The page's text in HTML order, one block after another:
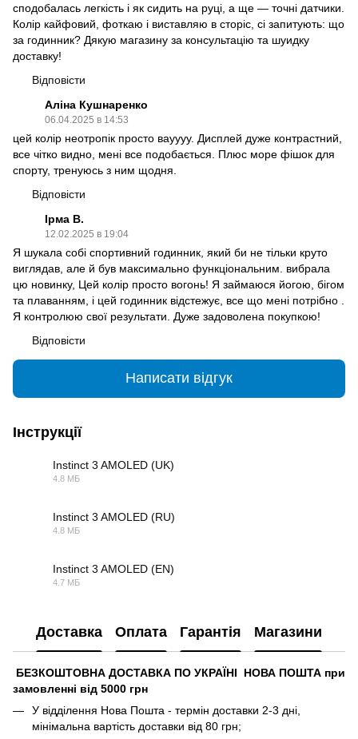
сподобалась легкість і як сидить на руці, а ще — точні датчики.
Колір кайфовий, фоткаю і виставляю в сторіс, сі запитують: що
за годинник? Дякую магазину за консультацію та шуидку
доставку!
Відповісти
Аліна Кушнаренко
06.04.2025 в 14:53
цей колір неотропік просто вауууу. Дисплей дуже контрастний,
все чітко видно, мені все подобається. Плюс море фішок для
спорту, тренуюсь з ним щодня.
Відповісти
Ірма В.
12.02.2025 в 19:04
Я шукала собі спортивний годинник, який би не тільки круто
виглядав, але й був максимально функціональним. вибрала
цю новинку, Цей колір просто вогонь! Я займаюся йогою, бігом
та плаванням, і цей годинник відстежує, все що мені потрібно .
Я контролюю свої результати. Дуже задоволена покупкою!
Відповісти
Написати відгук
Інструкції
Instinct 3 AMOLED (UK)
4.8 МБ
Instinct 3 AMOLED (RU)
4.8 МБ
Instinct 3 AMOLED (EN)
4.7 МБ
Доставка Оплата Гарантія Магазини
БЕЗКОШТОВНА ДОСТАВКА ПО УКРАЇНІ НОВА ПОШТА при
замовленні від 5000 грн
У відділення Нова Пошта - термін доставки 2-3 дні,
мінімальна вартість доставки від 80 грн;